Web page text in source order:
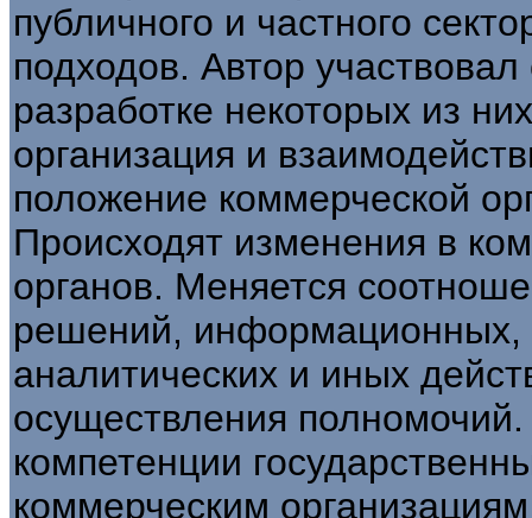
публичного и частного
подходов. Автор
разработке некоторых из
организация и
положение коммерческой
Происходят изменения в
органов. Меняется
решений, информационных,
аналитических и иных
осуществления
компетенции
коммерческим